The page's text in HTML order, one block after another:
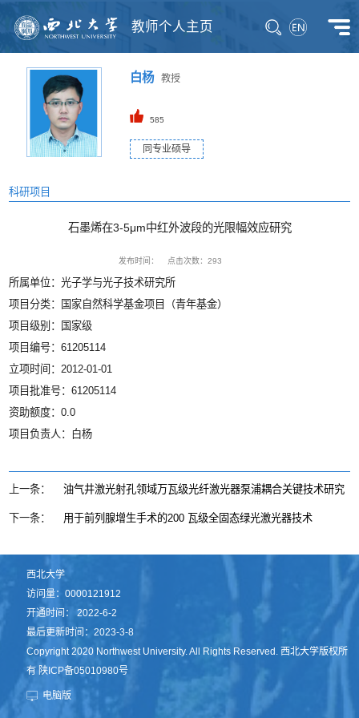
教师个人主页
白杨教授
585
同专业硕导
科研项目
石墨烯在3-5μm中红外波段的光限幅效应研究
发布时间： 点击次数：293
所属单位：光子学与光子技术研究所
项目分类：国家自然科学基金项目（青年基金）
项目级别：国家级
项目编号：61205114
立项时间：2012-01-01
项目批准号：61205114
资助额度：0.0
项目负责人：白杨
上一条： 油气井激光射孔领域万瓦级光纤激光器泵浦耦合关键技术研究
下一条： 用于前列腺增生手术的200 瓦级全固态绿光激光器技术
西北大学
访问量：0000121912
开通时间：2022-6-2
最后更新时间：2023-3-8
Copyright 2020 Northwest University. All Rights Reserved. 西北大学版权所
有 陕ICP备05010980号
电脑版